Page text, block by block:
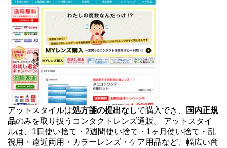
アットスタイルは処方箋の提出なしで購入でき、
国内正規
品のみを取り扱うコンタクトレンズ通販。 アットスタイ
ルは、1日使い捨て・2週間使い捨て・1ヶ月使い捨て・乱
視用・遠近両用・カラーレンズ・ケア用品など、幅広い商